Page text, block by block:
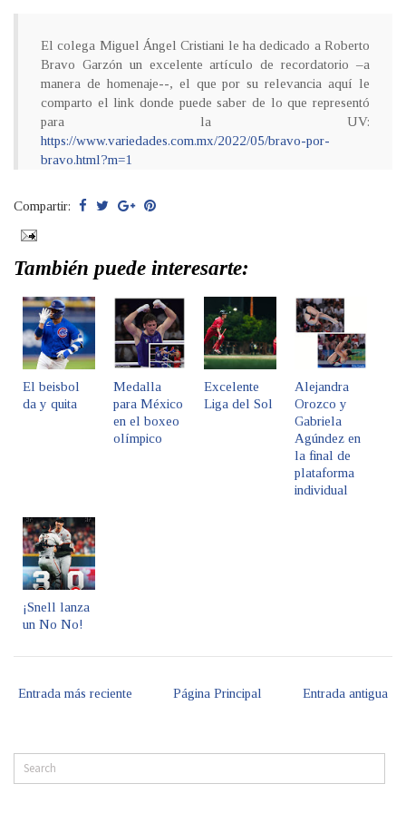
El colega Miguel Ángel Cristiani le ha dedicado a Roberto
Bravo Garzón un excelente artículo de recordatorio –a
manera de homenaje--, el que por su relevancia aquí le
comparto el link donde puede saber de lo que representó
para la UV:
https://www.variedades.com.mx/2022/05/bravo-por-
bravo.html?m=1
Compartir:
También puede interesarte:
El beisbol
da y quita
Medalla
para México
en el boxeo
olímpico
Excelente
Liga del Sol
Alejandra
Orozco y
Gabriela
Agúndez en
la final de
plataforma
individual
¡Snell lanza
un No No!
Entrada más reciente Entrada antigua
Página Principal